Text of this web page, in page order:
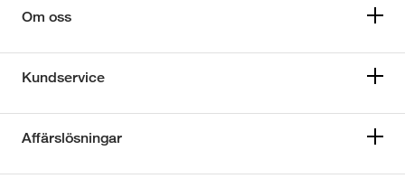
Om oss
Kundservice
Affärslösningar